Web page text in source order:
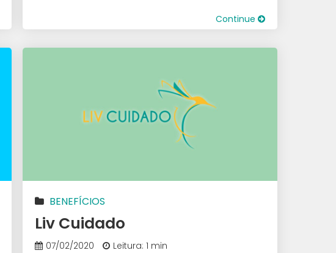
Continue
BENEFÍCIOS
Liv Cuidado
07/02/2020
Leitura: 1 min